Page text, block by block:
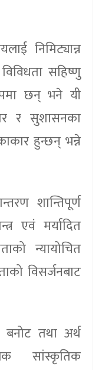
निमिट्यान्न
सहिष्णु
छन् भने यी
र सुशासनका
हुन्छन् भन्ने
शान्तिपूर्ण
एवं मर्यादित
न्यायोचित
विसर्जनबाट
तथा अर्थ
सांस्कृतिक